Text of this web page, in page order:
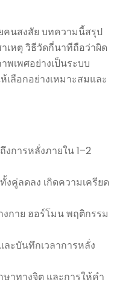
คนสงสัย บทความนี้สรุป
เหตุ วิธีวัดกี่นาทีถือว่าผิด
พเพศอย่างเป็นระบบ
ลือกอย่างเหมาะสมและ
การหลั่งภายใน 1–2
คู่ลดลง เกิดความเครียด
งกาย ฮอร์โมน พฤติกรรม
ะบันทึกเวลาการหลั่ง
าทางจิต และการให้คำ